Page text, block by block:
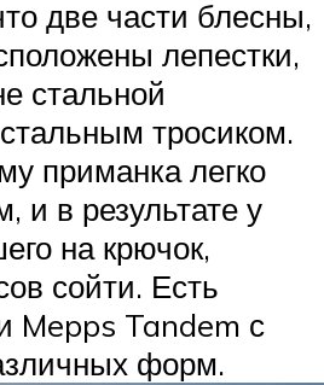
две части блесны,
лепестки,
стальной
тросиком.
приманка легко
и в результате у
на крючок,
сойти. Есть
Mepps Tandem с
форм.